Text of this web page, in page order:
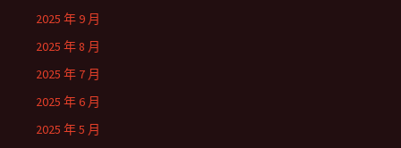
2025 年 9 月
2025 年 8 月
2025 年 7 月
2025 年 6 月
2025 年 5 月